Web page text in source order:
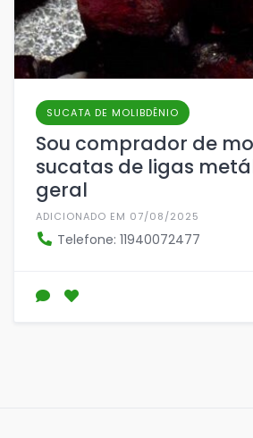
SUCATA DE MOLIBDÊNIO
Sou comprador de
sucatas de ligas
geral
ADICIONADO EM 07/08/2025
Telefone: 11940072477